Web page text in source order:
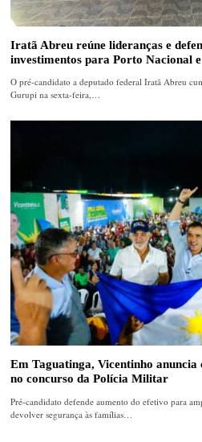
Iratã Abreu reúne lideranças e
investimentos para Porto Nacional
O pré-candidato a deputado federal Iratã Abreu
Gurupi na sexta-feira,…
Em Taguatinga, Vicentinho anuncia
no concurso da Polícia Militar
Pré-candidato defende aumento do efetivo para
devolver segurança às famílias…